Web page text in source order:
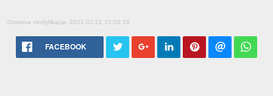
Ostatnia modyfikacja: 2021-02-21 15:02:18
FACEBOOK